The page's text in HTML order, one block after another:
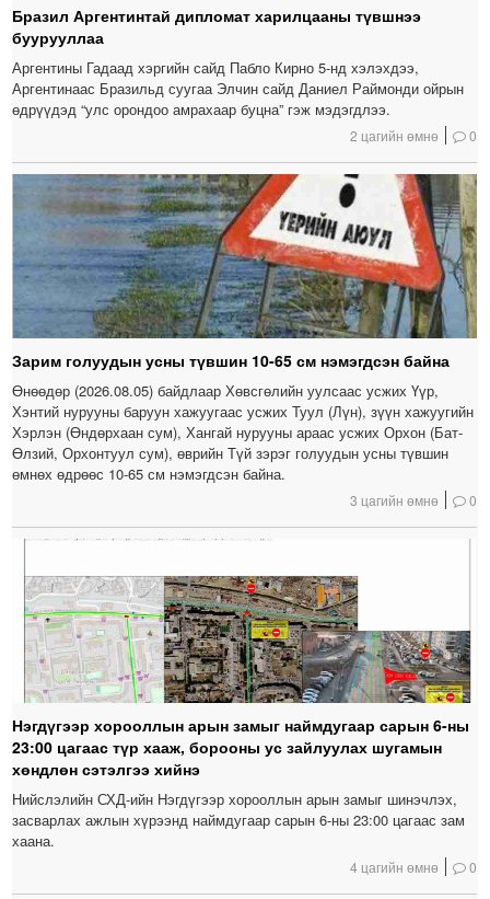
Бразил Аргентинтай дипломат харилцааны түвшнээ
буурууллаа
Аргентины Гадаад хэргийн сайд Пабло Кирно 5-нд хэлэхдээ,
Аргентинаас Бразильд суугаа Элчин сайд Даниел Раймонди ойрын
өдрүүдэд “улс орондоо амрахаар буцна” гэж мэдэгдлээ.
2 цагийн өмнө 0
Зарим голуудын усны түвшин 10-65 см нэмэгдсэн байна
Өнөөдөр (2026.08.05) байдлаар Хөвсгөлийн уулсаас усжих Үүр,
Хэнтий нурууны баруун хажуугаас усжих Туул (Лүн), зүүн хажуугийн
Хэрлэн (Өндөрхаан сум), Хангай нурууны араас усжих Орхон (Бат-
Өлзий, Орхонтуул сум), өврийн Түй зэрэг голуудын усны түвшин
өмнөх өдрөөс 10-65 см нэмэгдсэн байна.
3 цагийн өмнө 0
Нэгдүгээр хорооллын арын замыг наймдугаар сарын 6-ны
23:00 цагаас түр хааж, борооны ус зайлуулах шугамын
хөндлөн сэтэлгээ хийнэ
Нийслэлийн СХД-ийн Нэгдүгээр хорооллын арын замыг шинэчлэх,
засварлах ажлын хүрээнд наймдугаар сарын 6-ны 23:00 цагаас зам
хаана.
4 цагийн өмнө 0